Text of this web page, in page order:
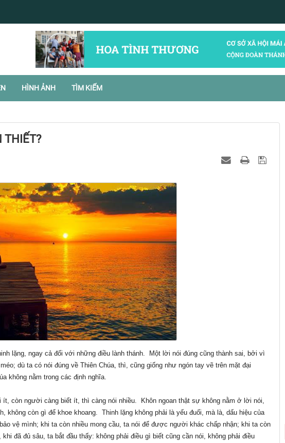
HÌNH ẢNH TÌM KIẾM
THIẾT?
lặng, ngay cả đối với những điều lành thánh. Một lời nói đúng cũng thành sai, bởi vì
dù ta có nói đúng về Thiên Chúa, thì, cũng giống như ngón tay vẽ trên mặt đại
không nằm trong các định nghĩa.
còn người càng biết ít, thì càng nói nhiều. Khôn ngoan thật sự không nằm ở lời nói,
không còn gì để khoe khoang. Thinh lặng không phải là yếu đuối, mà là, dấu hiệu của
vệ mình; khi ta còn nhiều mong cầu, ta nói để được người khác chấp nhận; khi ta còn
đã đủ sâu, ta bắt đầu thấy: không phải điều gì biết cũng cần nói, không phải điều